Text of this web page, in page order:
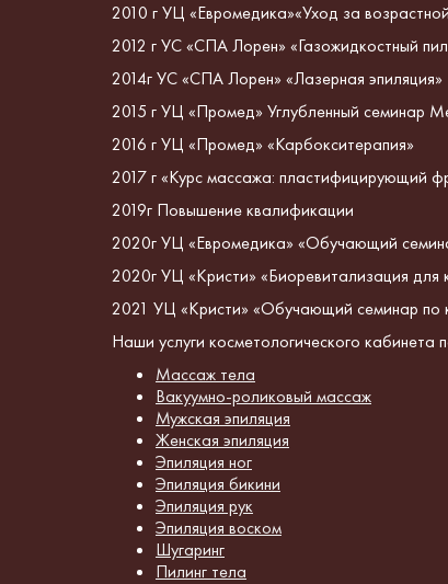
2010 г УЦ «Евромедика»«Уход за
2012 г УС «СПА Лорен» «Газожидкостный
2014г УС «СПА Лорен» «Лазерная эпиляция»
2015 г УЦ «Промед» Углубленный семинар
2016 г УЦ «Промед» «Карбокситерапия»
2017 г «Курс массажа: пластифицирующий
2019г Повышение квалификации
2020г УЦ «Евромедика» «Обучающий
2020г УЦ «Кристи» «Биоревитализация для
2021 УЦ «Кристи» «Обучающий семинар по
Наши услуги косметологического кабинета
Массаж тела
Вакуумно-роликовый массаж
Мужская эпиляция
Женская эпиляция
Эпиляция ног
Эпиляция бикини
Эпиляция рук
Эпиляция воском
Шугаринг
Пилинг тела